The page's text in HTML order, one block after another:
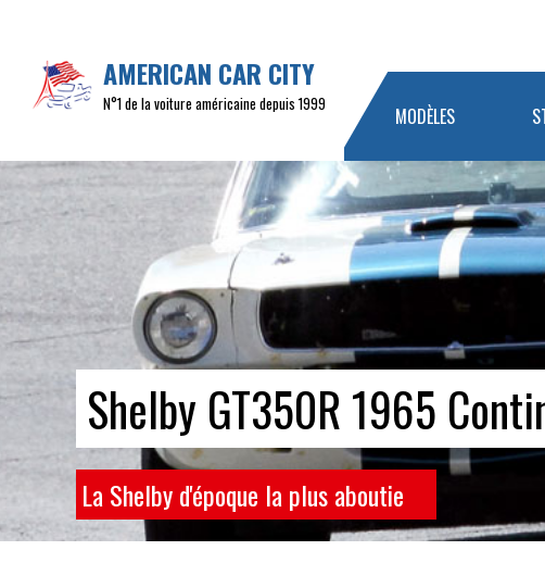
AMERICAN CAR CITY
N°1 de la voiture américaine depuis 1999 MODÈLES
Shelby GT350R 1965
La Shelby d'époque la plus aboutie